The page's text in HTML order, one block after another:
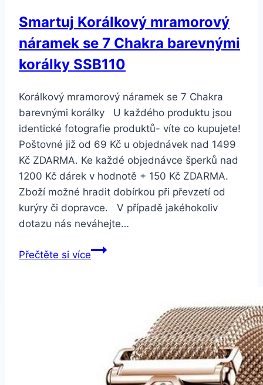
barvy
SMW50
Barva:
Modrá
Smartuj Korálkový mramorový
náramek se 7 Chakra barevnými
korálky SSB110
Korálkový mramorový náramek se 7 Chakra
barevnými korálky U každého produktu jsou
identické fotografie produktů- víte co kupujete!
Poštovné již od 69 Kč u objednávek nad 1499
Kč ZDARMA. Ke každé objednávce šperků nad
1200 Kč dárek v hodnotě + 150 Kč ZDARMA.
Zboží možné hradit dobírkou při převzetí od
kurýry či dopravce. V případě jakéhokoliv
dotazu nás neváhejte…
Přečtěte si víceSmartuj
barevnými
korálky